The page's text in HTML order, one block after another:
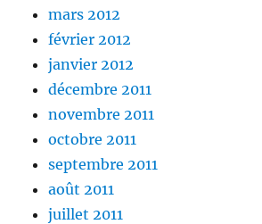
mars 2012
février 2012
janvier 2012
décembre 2011
novembre 2011
octobre 2011
septembre 2011
août 2011
juillet 2011